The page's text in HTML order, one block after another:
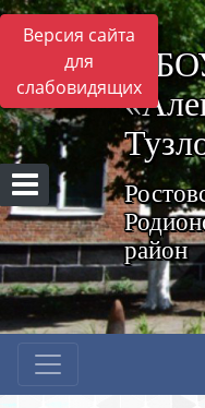
Версия сайта
для
слабовидящих
район